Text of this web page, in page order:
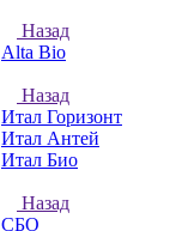
Назад
Alta Bio
Назад
Итал Горизонт
Итал Антей
Итал Био
Назад
СБО